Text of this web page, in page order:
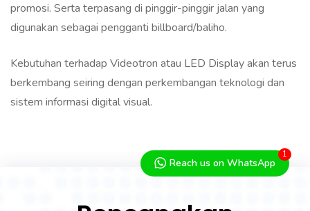
promosi. Serta terpasang di pinggir-pinggir jalan yang
digunakan sebagai pengganti billboard/baliho.
Kebutuhan terhadap Videotron atau LED Display akan terus
berkembang seiring dengan perkembangan teknologi dan
sistem informasi digital visual.
Reach us on WhatsApp
1